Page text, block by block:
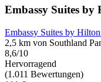
Embassy Suites by
Embassy Suites by
2,5 km von Southland
8,6/10
Hervorragend
(1.011 Bewertungen)